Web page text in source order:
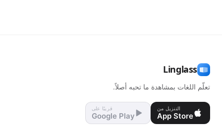
Linglass
تعلّم اللغات بمشاهدة ما تحبه أصلاً.
التنزيل من
App Store
قريبًا على
Google Play